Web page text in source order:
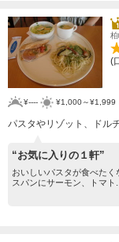
(
¥---- ¥1,000～¥1,999
パスタやリゾット、ドル
“お気に入りの１軒”
おいしいパスタが食べた
スパンにサーモン、トマト...